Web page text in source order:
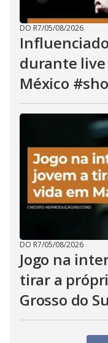
DO R7/05/08/2026
durante live
México
DO R7/05/08/2026
Jogo na
tirar a
Grosso do